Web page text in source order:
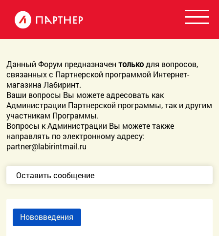
Данный Форум предназначентолькодля вопросов,
связанных с Партнерской программой Интернет-
магазина Лабиринт.
Ваши вопросы Вы можете адресовать как
Администрации Партнерской программы, так и другим
участникам Программы.
Вопросы к Администрации Вы можете также
направлять по электронному адресу:
partner@labirintmail.ru
Оставить сообщение
Нововведения